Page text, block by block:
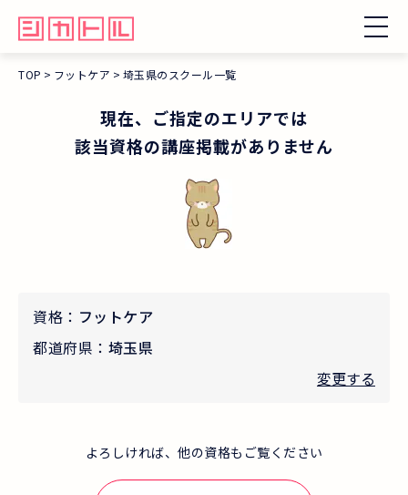
TOP フットケア 埼玉県のスクール一覧
現在、ご指定のエリアでは
該当資格の講座掲載がありません
資格： フットケア
都道府県： 埼玉県
変更する
よろしければ、他の資格もご覧ください